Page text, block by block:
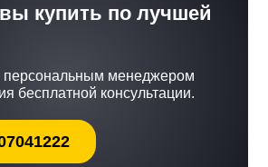
купить по лучшей
персональным менеджером
бесплатной консультации.